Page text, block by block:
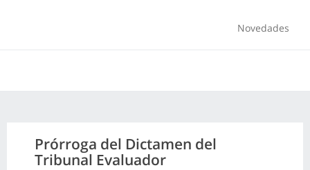
Novedades
Prórroga del Dictamen del
Tribunal Evaluador